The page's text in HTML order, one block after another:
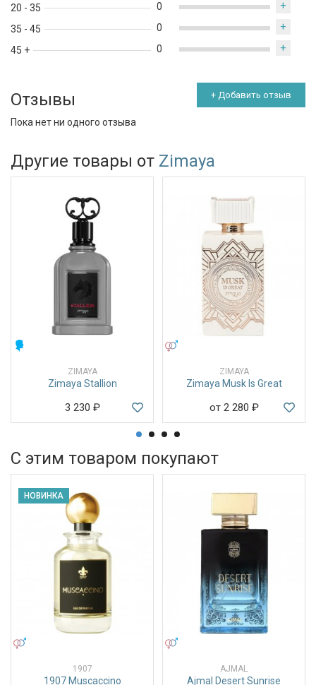
20 - 35
35 - 45
45 +
0 +
0 +
0 +
Отзывы + Добавить отзыв
Пока нет ни одного отзыва
Другие товары от Zimaya
ZIMAYA
Zimaya Stallion
3 230 ₽
ZIMAYA
Zimaya Musk Is Great
от 2 280 ₽
С этим товаром покупают
НОВИНКА
1907
1907 Muscaccino
AJMAL
Ajmal Desert Sunrise